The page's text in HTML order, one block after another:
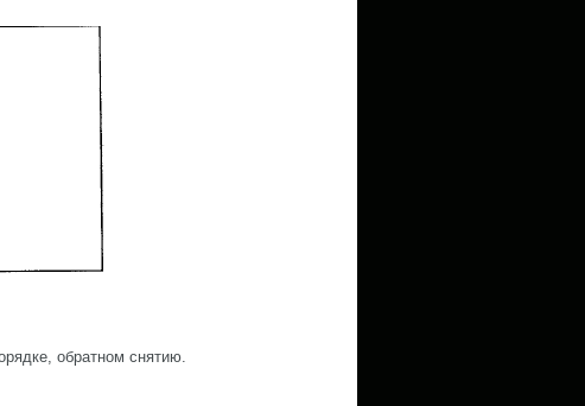
обратном снятию.